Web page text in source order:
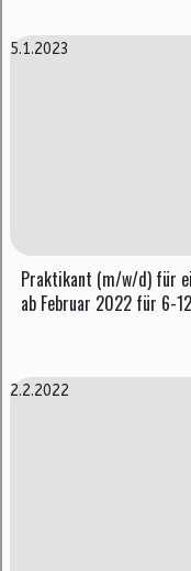
5.1.2023
Praktikant (m/w/d) für
ab Februar 2022 für 6-
2.2.2022